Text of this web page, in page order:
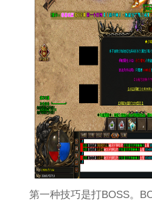
第一种技巧是打BOSS。